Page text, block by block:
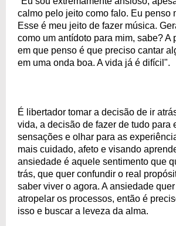
calmo pelo jeito como falo. Eu penso
Esse é meu jeito de fazer música.
como um antídoto para mim, sabe? A
em que penso é que preciso cantar
em uma onda boa. A vida já é difícil".
É libertador tomar a decisão de ir
vida, a decisão de fazer de tudo para
sensações e olhar para as
mais cuidado, afeto e visando
ansiedade é aquele sentimento que
trás, que quer confundir o real
saber viver o agora. A ansiedade
atropelar os processos, então é
isso e buscar a leveza da alma.